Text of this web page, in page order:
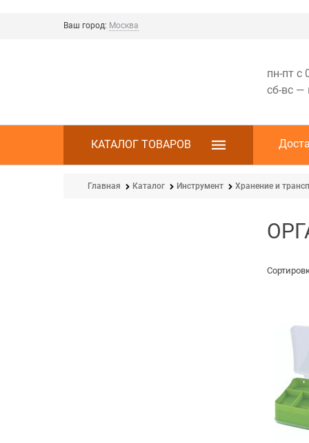
Ваш город: Москва
пн-пт с
сб-вс —
КАТАЛОГ ТОВАРОВ
Главная Каталог Инструмент Хранение и